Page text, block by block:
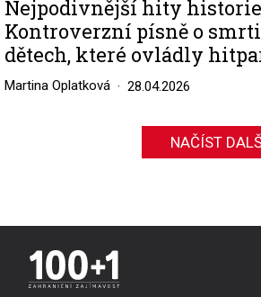
Nejpodivnější hity
Kontroverzní písně o
dětech, které ovládly
Martina Oplatková 28.04.2026
NAČÍST